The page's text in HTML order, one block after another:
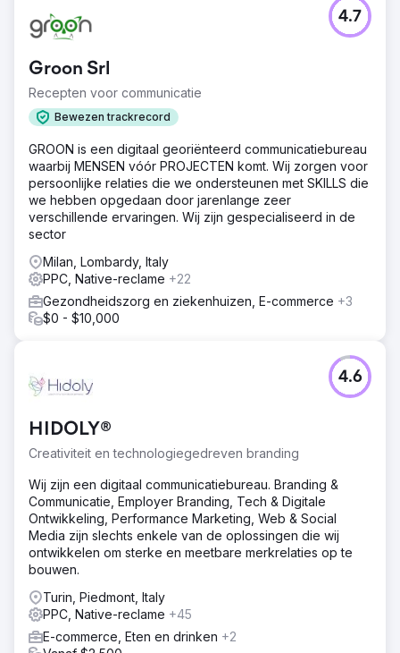
Groon Srl
Recepten voor communicatie
Bewezen trackrecord
4.7
GROON is een digitaal georiënteerd communicatiebureau
waarbij MENSEN vóór PROJECTEN komt. Wij zorgen voor
persoonlijke relaties die we ondersteunen met SKILLS die
we hebben opgedaan door jarenlange zeer
verschillende ervaringen. Wij zijn gespecialiseerd in de
sector
Milan, Lombardy, Italy
PPC, Native-reclame +22
Gezondheidszorg en ziekenhuizen, E-commerce +3
$0 - $10,000
HIDOLY®
Creativiteit en technologiegedreven branding
4.6
Wij zijn een digitaal communicatiebureau. Branding &
Communicatie, Employer Branding, Tech & Digitale
Ontwikkeling, Performance Marketing, Web & Social
Media zijn slechts enkele van de oplossingen die wij
ontwikkelen om sterke en meetbare merkrelaties op te
bouwen.
Turin, Piedmont, Italy
PPC, Native-reclame +45
E-commerce, Eten en drinken +2